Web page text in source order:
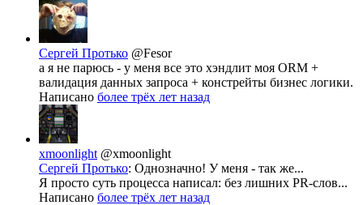
Сергей Протько @Fesor
а я не парюсь - у меня все это хэндлит моя ORM +
валидация данных запроса + констрейты бизнес логики.
Написано более трёх лет назад
xmoonlight @xmoonlight
Сергей Протько: Однозначно! У меня - так же...
Я просто суть процесса написал: без лишних PR-слов...
Написано более трёх лет назад